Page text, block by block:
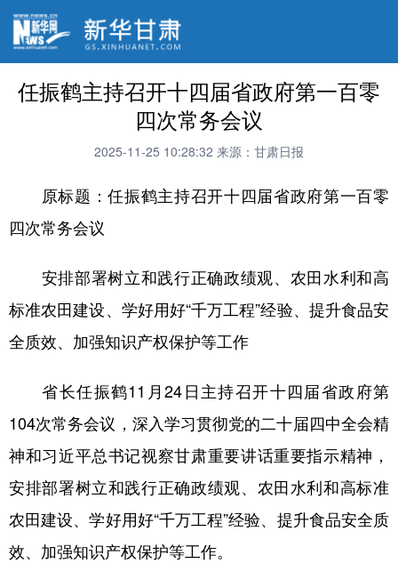
任振鹤主持召开十四届省政府第一百零
四次常务会议
2025-11-25 10:28:32 来源：甘肃日报
原标题：任振鹤主持召开十四届省政府第一百零
四次常务会议
安排部署树立和践行正确政绩观、农田水利和高
标准农田建设、学好用好“千万工程”经验、提升食品安
全质效、加强知识产权保护等工作
省长任振鹤11月24日主持召开十四届省政府第
104次常务会议，深入学习贯彻党的二十届四中全会精
神和习近平总书记视察甘肃重要讲话重要指示精神，
安排部署树立和践行正确政绩观、农田水利和高标准
农田建设、学好用好“千万工程”经验、提升食品安全质
效、加强知识产权保护等工作。